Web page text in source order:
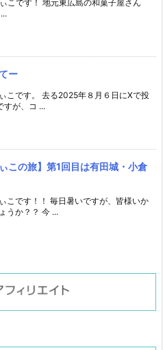
こです！ 地元東広島の和菓子屋さん
ー
こです。 去る2025年８月６日にXで投
すが、コ ...
この旅】第1回目は有田城・小倉
こです！！ 毎日暑いですが、皆様いか
うか？？ 今 ...